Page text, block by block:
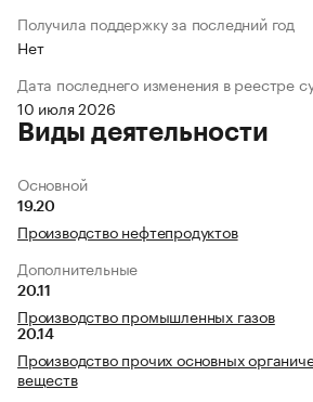
Получила поддержку за последний год
Нет
Дата последнего изменения в реестре
10 июля 2026
Виды деятельности
Основной
19.20
Производство нефтепродуктов
Дополнительные
20.11
Производство промышленных газов
20.14
Производство прочих основных
веществ